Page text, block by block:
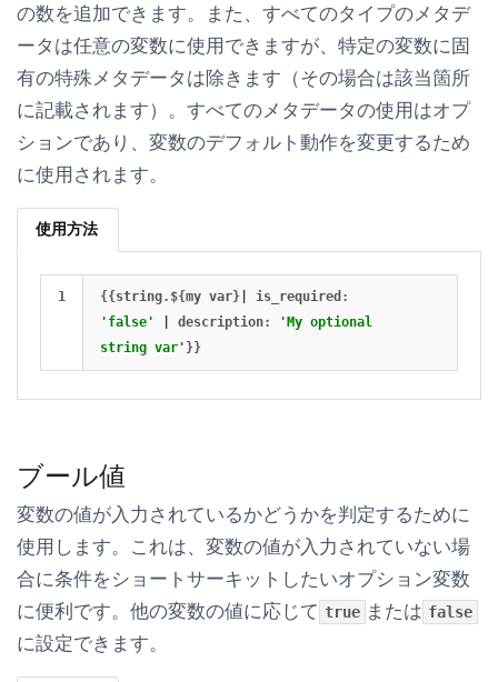
の数を追加できます。また、すべてのタイプのメタデ
ータは任意の変数に使用できますが、特定の変数に固
有の特殊メタデータは除きます（その場合は該当箇所
に記載されます）。すべてのメタデータの使用はオプ
ションであり、変数のデフォルト動作を変更するため
に使用されます。
使用方法
{{ string. ${my var} is_required :
'false'
description:
'My optional
string var' }}
ブール値
変数の値が入力されているかどうかを判定するために
使用します。これは、変数の値が入力されていない場
合に条件をショートサーキットしたいオプション変数
に便利です。他の変数の値に応じて true または false
に設定できます。